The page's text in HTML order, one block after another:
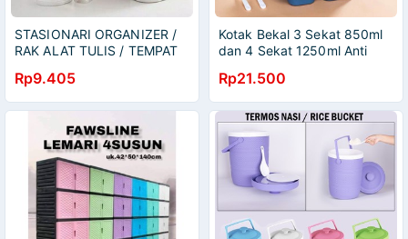
STASIONARI ORGANIZER /
RAK ALAT TULIS / TEMPAT
Rp9.405
Kotak Bekal 3 Sekat 850ml
dan 4 Sekat 1250ml Anti
Bento Lunch Box Tutup
Transparan
Rp21.500